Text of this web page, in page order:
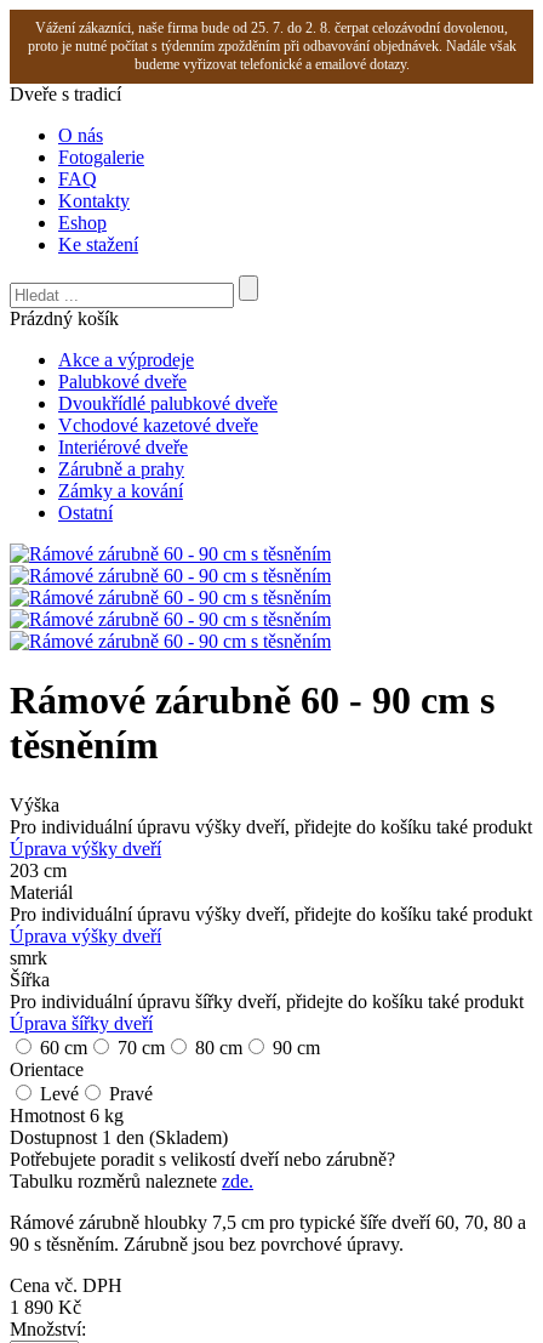
Vážení zákazníci, naše firma bude od 25. 7. do 2. 8. čerpat celozávodní dovolenou,
proto je nutné počítat s týdenním zpožděním při odbavování objednávek. Nadále však
budeme vyřizovat telefonické a emailové dotazy.
Dveře s tradicí
O nás
Fotogalerie
FAQ
Kontakty
Eshop
Ke stažení
Prázdný košík
Akce a výprodeje
Palubkové dveře
Dvoukřídlé palubkové dveře
Vchodové kazetové dveře
Interiérové dveře
Zárubně a prahy
Zámky a kování
Ostatní
Rámové zárubně 60 - 90 cm s
těsněním
Výška
Pro individuální úpravu výšky dveří, přidejte do košíku také produkt
Úprava výšky dveří
203 cm
Materiál
Pro individuální úpravu výšky dveří, přidejte do košíku také produkt
Úprava výšky dveří
smrk
Šířka
Pro individuální úpravu šířky dveří, přidejte do košíku také produkt
Úprava šířky dveří
60 cm
70 cm 80 cm
90 cm
Orientace
Levé
Pravé
Hmotnost 6 kg
Dostupnost 1 den (Skladem)
Potřebujete poradit s velikostí dveří nebo zárubně?
Tabulku rozměrů naleznete zde.
Rámové zárubně hloubky 7,5 cm pro typické šíře dveří 60, 70, 80 a
90 s těsněním. Zárubně jsou bez povrchové úpravy.
Cena vč. DPH
1 890 Kč
Množství: